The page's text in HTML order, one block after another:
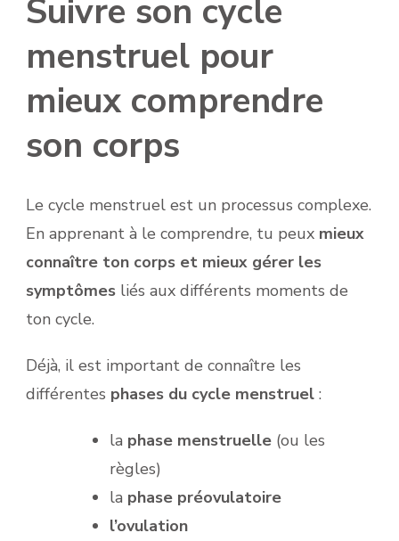
Suivre son cycle
menstruel pour
mieux comprendre
son corps
Le cycle menstruel est un processus complexe.
En apprenant à le comprendre, tu peux mieux
connaître ton corps et mieux gérer les
symptômes liés aux différents moments de
ton cycle.
Déjà, il est important de connaître les
différentes phases du cycle menstruel :
la phase menstruelle (ou les
règles)
la phase préovulatoire
l’ovulation